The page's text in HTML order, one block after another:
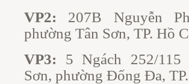
VP2: 207B Nguyễn
phường Tân Sơn, TP. Hồ
VP3: 5 Ngách 252/115
Sơn, phường Đống Đa,